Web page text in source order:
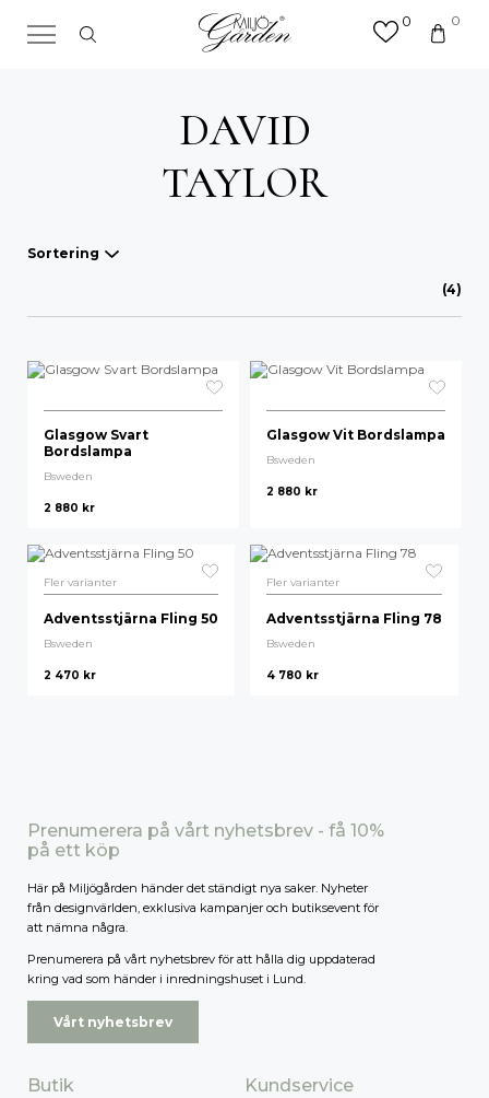
0 0
DAVID
TAYLOR
Sortering
Våra favoriter
Nyheter
(4)
Glasgow Svart
Bordslampa
Bsweden
2 880 kr
Glasgow Vit Bordslampa
Bsweden
2 880 kr
Fler varianter
Adventsstjärna Fling 50
Bsweden
2 470 kr
Fler varianter
Adventsstjärna Fling 78
Bsweden
4 780 kr
Prenumerera på vårt nyhetsbrev - få 10%
på ett köp
Här på Miljögården händer det ständigt nya saker. Nyheter
från designvärlden, exklusiva kampanjer och butiksevent för
att nämna några.
Prenumerera på vårt nyhetsbrev för att hålla dig uppdaterad
kring vad som händer i inredningshuset i Lund.
Vårt nyhetsbrev
Butik Kundservice